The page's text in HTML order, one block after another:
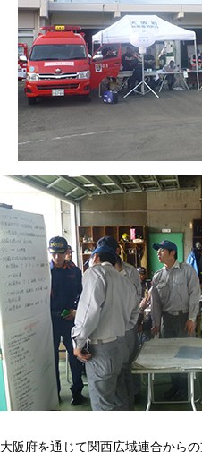
大阪府を通じて関西広域連合から